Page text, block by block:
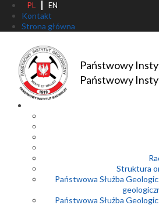
PL EN
Kontakt
Strona główna
Państwowy
Państwowy
Struktura
Państwowa Służba
Państwowa Służba